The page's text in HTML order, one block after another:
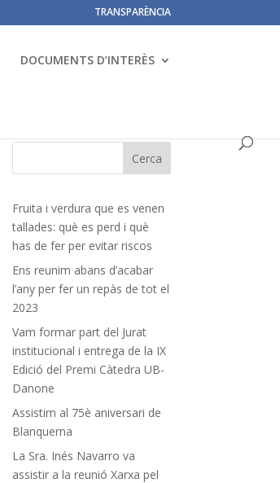
TRANSPARÈNCIA
DOCUMENTS D’INTERÈS
Fruita i verdura que es venen
tallades: què es perd i què
has de fer per evitar riscos
Ens reunim abans d’acabar
l’any per fer un repàs de tot el
2023
Vam formar part del Jurat
institucional i entrega de la IX
Edició del Premi Càtedra UB-
Danone
Assistim al 75è aniversari de
Blanquerna
La Sra. Inés Navarro va
assistir a la reunió Xarxa pel